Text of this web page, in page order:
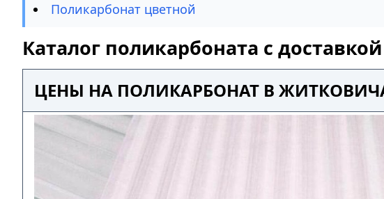
Поликарбонат цветной
Каталог поликарбоната с
ЦЕНЫ НА ПОЛИКАРБОНАТ В